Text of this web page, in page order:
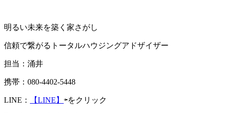
明るい未来を築く家さがし
信頼で繋がるトータルハウジングアドザイザー
担当：涌井
携帯：080-4402-5448
LINE： 【LINE】 ⇦をクリック